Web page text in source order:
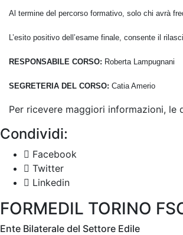
Al termine del percorso formativo, solo chi avrà
L’esito positivo dell’esame finale, consente il
RESPONSABILE CORSO: Roberta Lampugnani
SEGRETERIA DEL CORSO: Catia Amerio
Per ricevere maggiori informazioni,
Condividi:
Facebook
Twitter
Linkedin
FORMEDIL TORINO
Ente Bilaterale del Settore Edile